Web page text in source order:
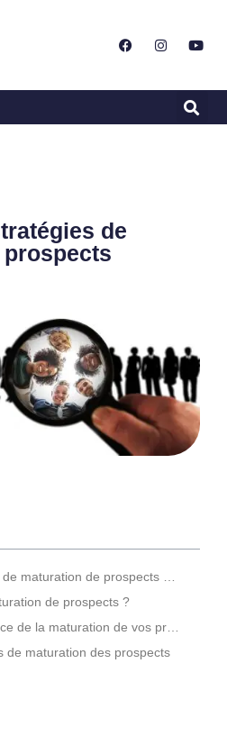
de
Une bonne stratégie de maturation de prospects peut entraîner de nombreux résultats positifs pour votre entreprise.
de prospects ?
Quelle est l’importance de la maturation de vos prospects ?
de maturation des prospects